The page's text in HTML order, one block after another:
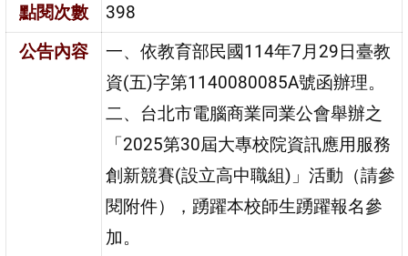
點閱次數
398
公告內容
一、依教育部民國114年7月29日臺教
資(五)字第1140080085A號函辦理。
二、台北市電腦商業同業公會舉辦之
「2025第30屆大專校院資訊應用服務
創新競賽(設立高中職組)」活動（請參
閱附件），踴躍本校師生踴躍報名參
加。